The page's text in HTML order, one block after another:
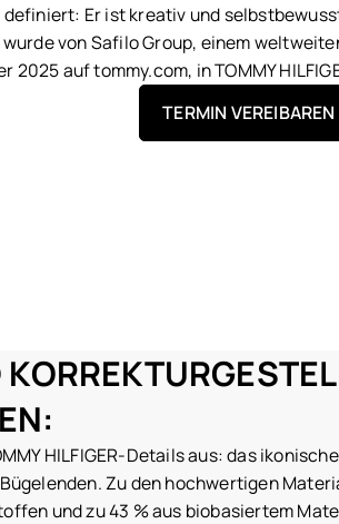
Er ist kreativ und
von Safilo Group, einem
auf tommy.com, in TOMMY
TERMIN VEREIBAREN
HILFIGER-Details aus: das
Zu den hochwertigen
und zu 43 % aus biobasiertem